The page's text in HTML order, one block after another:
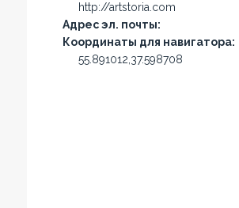
http://artstoria.com
Адрес эл. почты:
Координаты для навигатора:
55.891012,37.598708